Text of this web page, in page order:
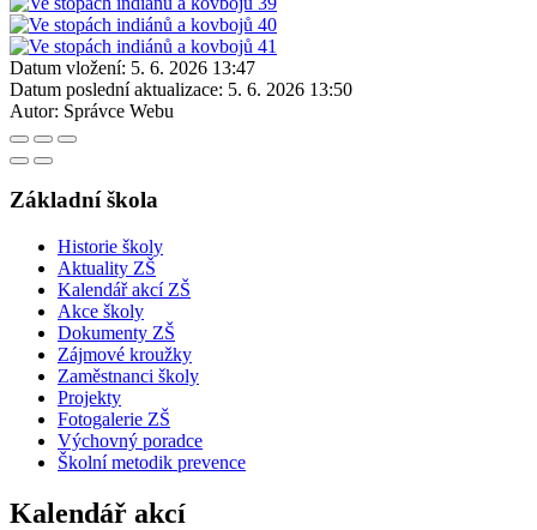
Datum vložení: 5. 6. 2026 13:47
Datum poslední aktualizace: 5. 6. 2026 13:50
Autor: Správce Webu
Základní škola
Historie školy
Aktuality ZŠ
Kalendář akcí ZŠ
Akce školy
Dokumenty ZŠ
Zájmové kroužky
Zaměstnanci školy
Projekty
Fotogalerie ZŠ
Výchovný poradce
Školní metodik prevence
Kalendář akcí